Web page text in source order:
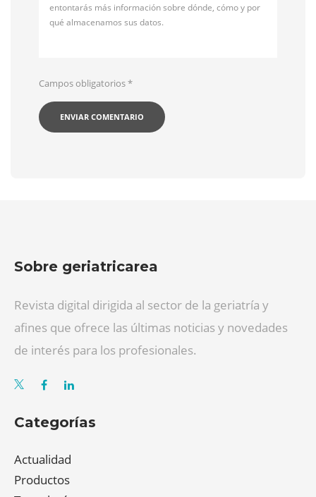
entontarás más información sobre dónde, cómo y por
qué almacenamos sus datos.
Campos obligatorios*
Sobre geriatricarea
Revista digital dirigida al sector de la geriatría y
afines que ofrece las últimas noticias y novedades
de interés para los profesionales.
Categorías
Actualidad
Productos